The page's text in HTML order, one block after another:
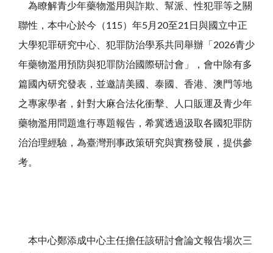
為瞭解青少年藥物濫用與詐欺、幫派、性犯罪等之關
聯性，本中心於今（115）年5月20至21日與國立中正
大學犯罪研究中心、犯罪防治學系共同舉辦「2026青少
年藥物濫用預防與犯罪防治國際研討會」，會中除有多
篇國內研究發表，並邀請美國、泰國、香港、澳門等地
之專家學者，針對大麻合法化衝擊、人口販運及青少年
藥物濫用問題進行專題報告，希冀透過汲取各國犯罪防
治治理經驗，為臺灣刑事政策研究與實務發展，提供參
考。
本中心鄭添成中心主任擔任該研討會論文報告場次三